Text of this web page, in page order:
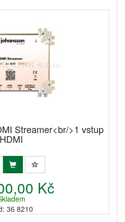
Streamer<br/>1 vstup
HDMI
Kč
36 8210